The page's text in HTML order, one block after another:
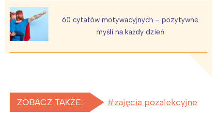
60 cytatów motywacyjnych – pozytywne
myśli na każdy dzień
ZOBACZ TAKŻE: zajęcia pozalekcyjne